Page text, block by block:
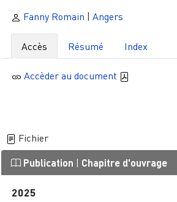
Fanny Romain | Angers
Accès Résumé Index
Accèder au document
Fichier
Publication | Chapitre d'ouvrage
2025